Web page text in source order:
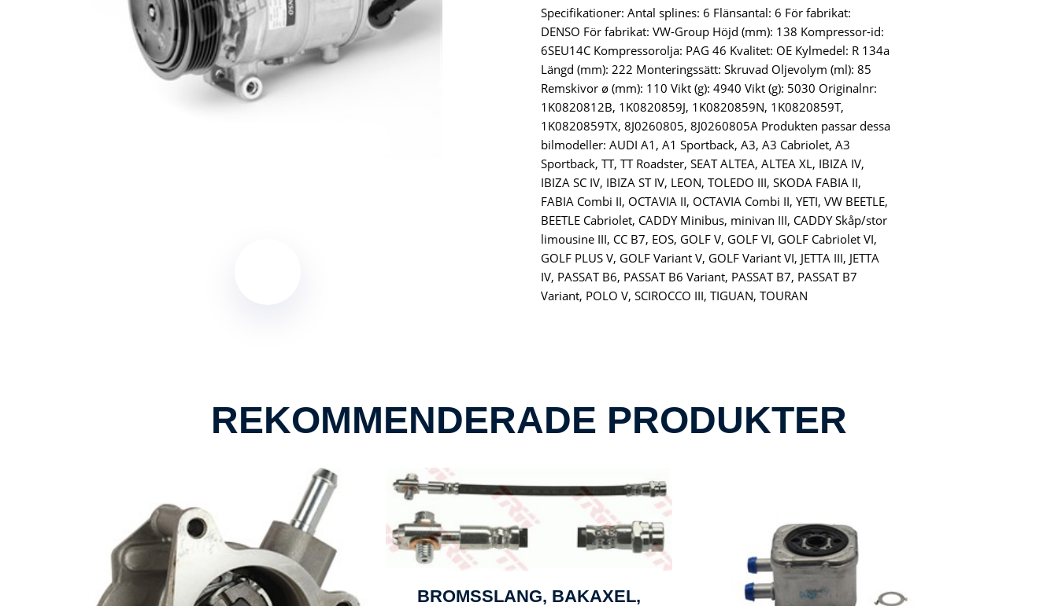
Specifikationer: Antal splines: 6 Flänsantal: 6 För fabrikat:
DENSO För fabrikat: VW-Group Höjd (mm): 138 Kompressor-id:
6SEU14C Kompressorolja: PAG 46 Kvalitet: OE Kylmedel: R 134a
Längd (mm): 222 Monteringssätt: Skruvad Oljevolym (ml): 85
Remskivor ø (mm): 110 Vikt (g): 4940 Vikt (g): 5030 Originalnr:
1K0820812B, 1K0820859J, 1K0820859N, 1K0820859T,
1K0820859TX, 8J0260805, 8J0260805A Produkten passar dessa
bilmodeller: AUDI A1, A1 Sportback, A3, A3 Cabriolet, A3
Sportback, TT, TT Roadster, SEAT ALTEA, ALTEA XL, IBIZA IV,
IBIZA SC IV, IBIZA ST IV, LEON, TOLEDO III, SKODA FABIA II,
FABIA Combi II, OCTAVIA II, OCTAVIA Combi II, YETI, VW BEETLE,
BEETLE Cabriolet, CADDY Minibus, minivan III, CADDY Skåp/stor
limousine III, CC B7, EOS, GOLF V, GOLF VI, GOLF Cabriolet VI,
GOLF PLUS V, GOLF Variant V, GOLF Variant VI, JETTA III, JETTA
IV, PASSAT B6, PASSAT B6 Variant, PASSAT B7, PASSAT B7
Variant, POLO V, SCIROCCO III, TIGUAN, TOURAN
REKOMMENDERADE PRODUKTER
BROMSSLANG, BAKAXEL,